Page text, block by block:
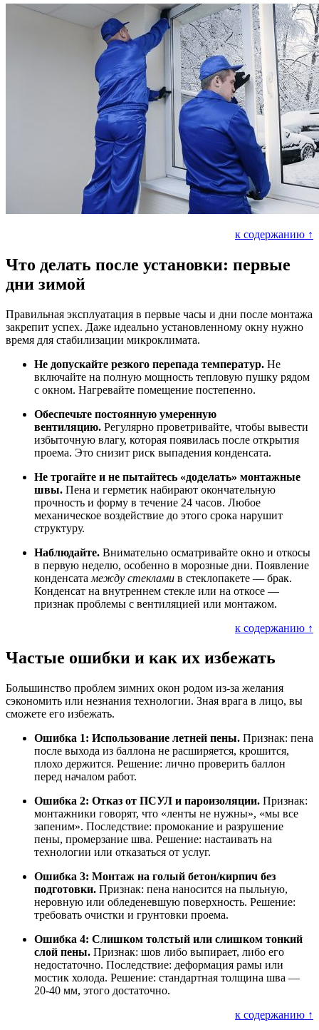
к содержанию ↑
Что делать после установки: первые
дни зимой
Правильная эксплуатация в первые часы и дни после монтажа
закрепит успех. Даже идеально установленному окну нужно
время для стабилизации микроклимата.
Не допускайте резкого перепада температур. Не
включайте на полную мощность тепловую пушку рядом
с окном. Нагревайте помещение постепенно.
Обеспечьте постоянную умеренную
вентиляцию. Регулярно проветривайте, чтобы вывести
избыточную влагу, которая появилась после открытия
проема. Это снизит риск выпадения конденсата.
Не трогайте и не пытайтесь «доделать» монтажные
швы. Пена и герметик набирают окончательную
прочность и форму в течение 24 часов. Любое
механическое воздействие до этого срока нарушит
структуру.
Наблюдайте. Внимательно осматривайте окно и откосы
в первую неделю, особенно в морозные дни. Появление
конденсата между стеклами в стеклопакете — брак.
Конденсат на внутреннем стекле или на откосе —
признак проблемы с вентиляцией или монтажом.
к содержанию ↑
Частые ошибки и как их избежать
Большинство проблем зимних окон родом из-за желания
сэкономить или незнания технологии. Зная врага в лицо, вы
сможете его избежать.
Ошибка 1: Использование летней пены. Признак: пена
после выхода из баллона не расширяется, крошится,
плохо держится. Решение: лично проверить баллон
перед началом работ.
Ошибка 2: Отказ от ПСУЛ и пароизоляции. Признак:
монтажники говорят, что «ленты не нужны», «мы все
запеним». Последствие: промокание и разрушение
пены, промерзание шва. Решение: настаивать на
технологии или отказаться от услуг.
Ошибка 3: Монтаж на голый бетон/кирпич без
подготовки. Признак: пена наносится на пыльную,
неровную или обледеневшую поверхность. Решение:
требовать очистки и грунтовки проема.
Ошибка 4: Слишком толстый или слишком тонкий
слой пены. Признак: шов либо выпирает, либо его
недостаточно. Последствие: деформация рамы или
мостик холода. Решение: стандартная толщина шва —
20-40 мм, этого достаточно.
к содержанию ↑